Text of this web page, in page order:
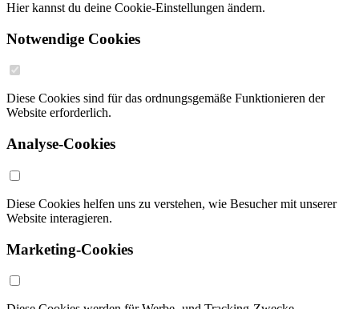
Hier kannst du deine Cookie-Einstellungen ändern.
Notwendige Cookies
Diese Cookies sind für das ordnungsgemäße Funktionieren der
Website erforderlich.
Analyse-Cookies
Diese Cookies helfen uns zu verstehen, wie Besucher mit unserer
Website interagieren.
Marketing-Cookies